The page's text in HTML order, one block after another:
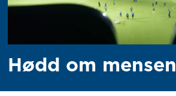
Hødd om mensen